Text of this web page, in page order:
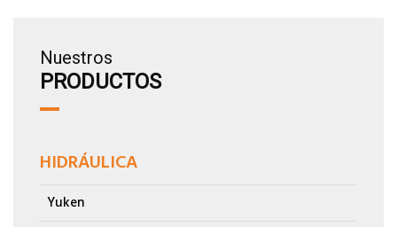
Nuestros
PRODUCTOS
HIDRÁULICA
Yuken